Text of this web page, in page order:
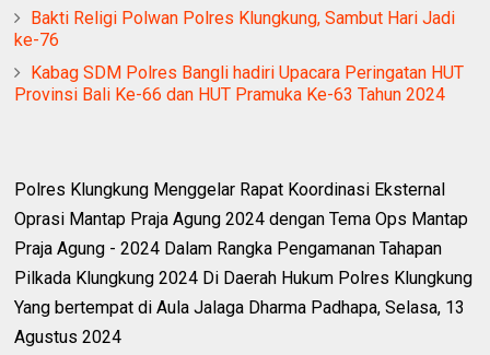
Bakti Religi Polwan Polres Klungkung, Sambut Hari Jadi
ke-76
Kabag SDM Polres Bangli hadiri Upacara Peringatan HUT
Provinsi Bali Ke-66 dan HUT Pramuka Ke-63 Tahun 2024
Polres Klungkung Menggelar Rapat Koordinasi Eksternal
Oprasi Mantap Praja Agung 2024 dengan Tema Ops Mantap
Praja Agung - 2024 Dalam Rangka Pengamanan Tahapan
Pilkada Klungkung 2024 Di Daerah Hukum Polres Klungkung
Yang bertempat di Aula Jalaga Dharma Padhapa, Selasa, 13
Agustus 2024